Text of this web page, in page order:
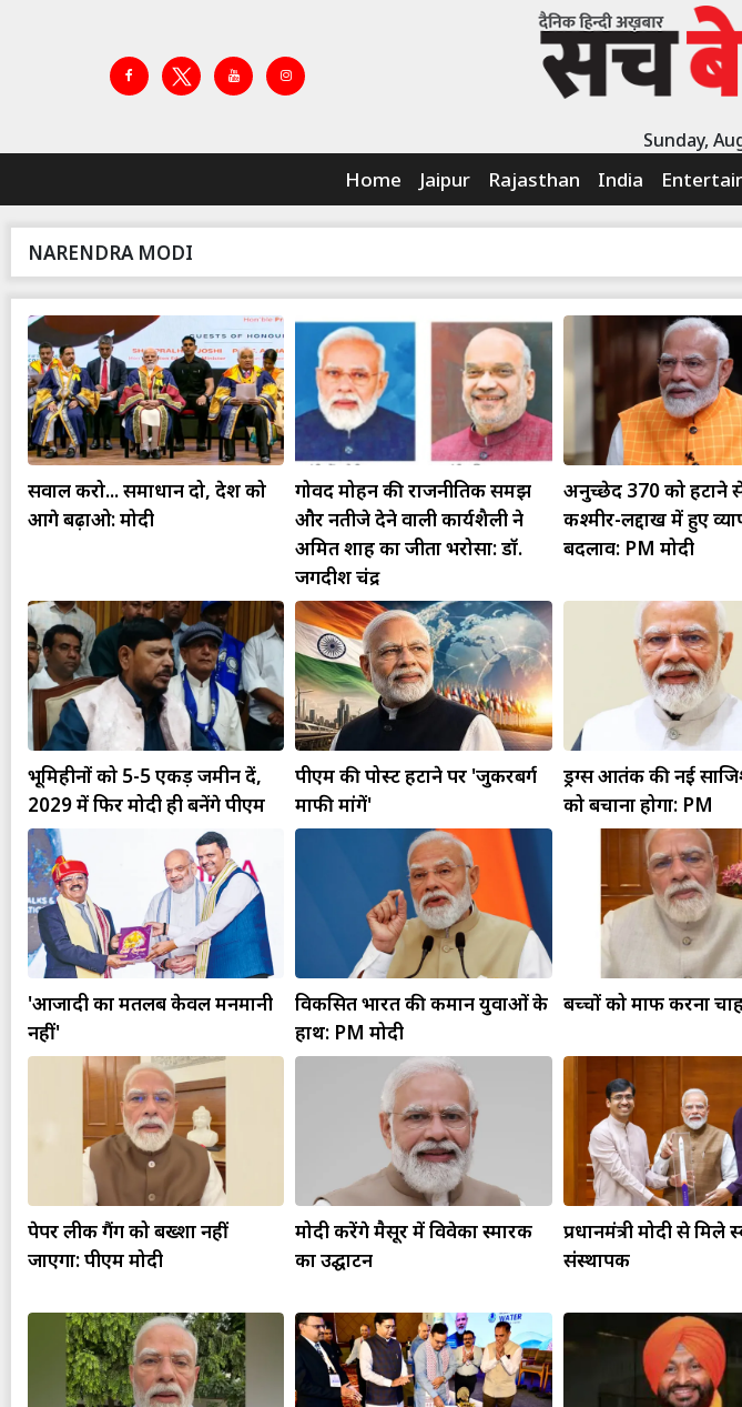
Sunday,
Home Jaipur Rajasthan India
NARENDRA MODI
सवाल करो... समाधान दो, देश को
आगे बढ़ाओ: मोदी
गोविंद मोहन की राजनीतिक समझ
और नतीजे देने वाली कार्यशैली ने
अमित शाह का जीता भरोसा: डॉ.
जगदीश चंद्र
अनुच्छेद 370 को हटाने
कश्मीर-लद्दाख में हुए
बदलाव: PM मोदी
भूमिहीनों को 5-5 एकड़ जमीन दें,
2029 में फिर मोदी ही बनेंगे पीएम
पीएम की पोस्ट हटाने पर 'जुकरबर्ग
माफी मांगें'
ड्रग्स आतंक की नई
को बचाना होगा: PM
'आजादी का मतलब केवल मनमानी
नहीं'
विकसित भारत की कमान युवाओं के
हाथ: PM मोदी
बच्चों को माफ करना
पेपर लीक गैंग को बख्शा नहीं
जाएगा: पीएम मोदी
मोदी करेंगे मैसूर में विवेका स्मारक
का उद्घाटन
प्रधानमंत्री मोदी से
संस्थापक